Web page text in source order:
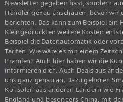
Newsletter gegeben hast, sondern
Händler genau anschauen, bevor wir
berichten. Das kann zum Beispiel ein
Kleingedruckten weitere Kosten
Beispiel die Datenautomatik oder
Tarifen. Wie wäre es mit einem
Prämien? Auch hier haben wir die
informieren dich. Auch Deals aus
uns ganz genau an. Dazu gehören
Konsolen aus anderen Ländern wie
England und besonders China, mit